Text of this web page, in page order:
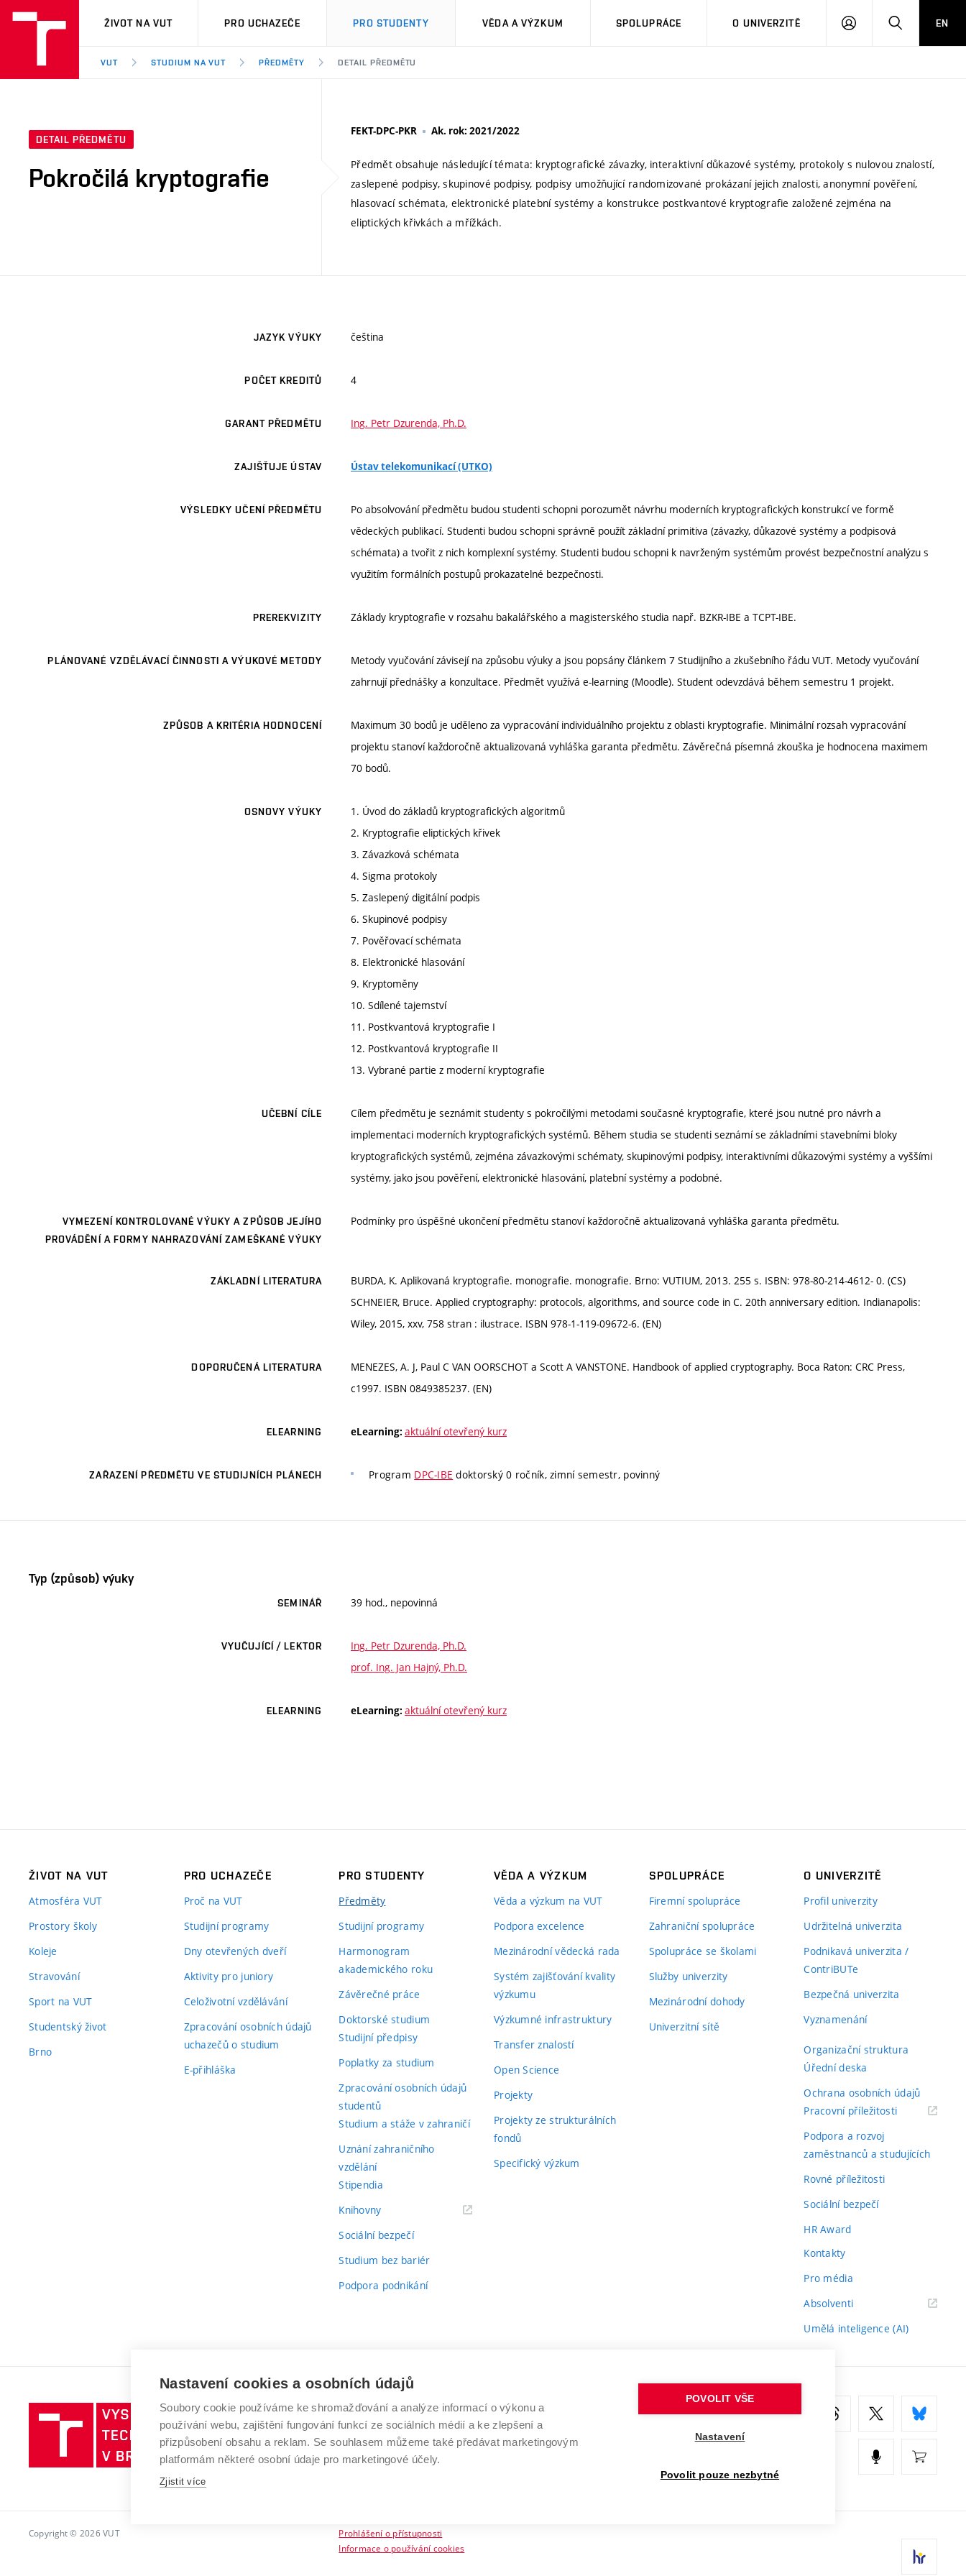
VUT
ŽIVOT NA VUT PRO UCHAZEČE PRO STUDENTY VĚDA A VÝZKUM SPOLUPRÁCE O UNIVERZITĚ
PŘIHLÁSIT HLEDATEN
VUT STUDIUM NA VUT PŘEDMĚTY DETAIL PŘEDMĚTU
DETAIL PŘEDMĚTU
Pokročilá kryptografie
FEKT-DPC-PKR Ak. rok: 2021/2022
Předmět obsahuje následující témata: kryptografické závazky, interaktivní důkazové systémy, protokoly s nulovou znalostí,
zaslepené podpisy, skupinové podpisy, podpisy umožňující randomizované prokázaní jejich znalosti, anonymní pověření,
hlasovací schémata, elektronické platební systémy a konstrukce postkvantové kryptografie založené zejména na
eliptických křivkách a mřížkách.
JAZYK VÝUKY čeština
POČET KREDITŮ 4
GARANT PŘEDMĚTU Ing. Petr Dzurenda, Ph.D.
ZAJIŠŤUJE ÚSTAV Ústav telekomunikací (UTKO)
VÝSLEDKY UČENÍ PŘEDMĚTU
Po absolvování předmětu budou studenti schopni porozumět návrhu moderních kryptografických konstrukcí ve formě
vědeckých publikací. Studenti budou schopni správně použít základní primitiva (závazky, důkazové systémy a podpisová
schémata) a tvořit z nich komplexní systémy. Studenti budou schopni k navrženým systémům provést bezpečnostní analýzu s
využitím formálních postupů prokazatelné bezpečnosti.
PREREKVIZITY Základy kryptografie v rozsahu bakalářského a magisterského studia např. BZKR-IBE a TCPT-IBE.
PLÁNOVANÉ VZDĚLÁVACÍ ČINNOSTI A VÝUKOVÉ METODY
Metody vyučování závisejí na způsobu výuky a jsou popsány článkem 7 Studijního a zkušebního řádu VUT. Metody vyučování
zahrnují přednášky a konzultace. Předmět využívá e-learning (Moodle). Student odevzdává během semestru 1 projekt.
ZPŮSOB A KRITÉRIA HODNOCENÍ
Maximum 30 bodů je uděleno za vypracování individuálního projektu z oblasti kryptografie. Minimální rozsah vypracování
projektu stanoví každoročně aktualizovaná vyhláška garanta předmětu. Závěrečná písemná zkouška je hodnocena maximem
70 bodů.
OSNOVY VÝUKY
1. Úvod do základů kryptografických algoritmů
2. Kryptografie eliptických křivek
3. Závazková schémata
4. Sigma protokoly
5. Zaslepený digitální podpis
6. Skupinové podpisy
7. Pověřovací schémata
8. Elektronické hlasování
9. Kryptoměny
10. Sdílené tajemství
11. Postkvantová kryptografie I
12. Postkvantová kryptografie II
13. Vybrané partie z moderní kryptografie
UČEBNÍ CÍLE
Cílem předmětu je seznámit studenty s pokročilými metodami současné kryptografie, které jsou nutné pro návrh a
implementaci moderních kryptografických systémů. Během studia se studenti seznámí se základními stavebními bloky
kryptografických systémů, zejména závazkovými schématy, skupinovými podpisy, interaktivními důkazovými systémy a vyššími
systémy, jako jsou pověření, elektronické hlasování, platební systémy a podobné.
VYMEZENÍ KONTROLOVANÉ VÝUKY A ZPŮSOB JEJÍHO
PROVÁDĚNÍ A FORMY NAHRAZOVÁNÍ ZAMEŠKANÉ VÝUKY
Podmínky pro úspěšné ukončení předmětu stanoví každoročně aktualizovaná vyhláška garanta předmětu.
ZÁKLADNÍ LITERATURA
BURDA, K. Aplikovaná kryptografie. monografie. monografie. Brno: VUTIUM, 2013. 255 s. ISBN: 978-80-214-4612- 0. (CS)
SCHNEIER, Bruce. Applied cryptography: protocols, algorithms, and source code in C. 20th anniversary edition. Indianapolis:
Wiley, 2015, xxv, 758 stran : ilustrace. ISBN 978-1-119-09672-6. (EN)
DOPORUČENÁ LITERATURA
MENEZES, A. J, Paul C VAN OORSCHOT a Scott A VANSTONE. Handbook of applied cryptography. Boca Raton: CRC Press,
c1997. ISBN 0849385237. (EN)
ELEARNING eLearning: aktuální otevřený kurz
ZAŘAZENÍ PŘEDMĚTU VE STUDIJNÍCH PLÁNECH Program DPC-IBE doktorský 0 ročník, zimní semestr, povinný
Typ (způsob) výuky
SEMINÁŘ 39 hod., nepovinná
VYUČUJÍCÍ / LEKTOR
Ing. Petr Dzurenda, Ph.D.
prof. Ing. Jan Hajný, Ph.D.
ELEARNING eLearning: aktuální otevřený kurz
ŽIVOT NA VUT
Atmosféra VUT
Prostory školy
Koleje
Stravování
Sport na VUT
Studentský život
Brno
PRO UCHAZEČE
Proč na VUT
Studijní programy
Dny otevřených dveří
Aktivity pro juniory
Celoživotní vzdělávání
Zpracování osobních údajů
uchazečů o studium
E-přihláška
PRO STUDENTY
Předměty
Studijní programy
Harmonogram
akademického roku
Závěrečné práce
Doktorské studium
Studijní předpisy
Poplatky za studium
Zpracování osobních údajů
studentů
Studium a stáže v zahraničí
Uznání zahraničního
vzdělání
Stipendia
Knihovny(externí
Sociální bezpečí
Studium bez bariér
Podpora podnikání
VĚDA A VÝZKUM
Věda a výzkum na VUT
Podpora excelence
Mezinárodní vědecká rada
Systém zajišťování kvality
výzkumu
Výzkumné infrastruktury
Transfer znalostí
Open Science
Projekty
Projekty ze strukturálních
fondů
Specifický výzkum
SPOLUPRÁCE
Firemní spolupráce
Zahraniční spolupráce
Spolupráce se školami
Služby univerzity
Mezinárodní dohody
Univerzitní sítě
O UNIVERZITĚ
Profil univerzity
Udržitelná univerzita
Podnikavá univerzita /
ContriBUTe
Bezpečná univerzita
Vyznamenání
Organizační struktura
Úřední deska
Ochrana osobních údajů
Pracovní příležitosti(externí
Podpora a rozvoj
zaměstnanců a studujících
Rovné příležitosti
Sociální bezpečí
HR Award
Kontakty
Pro média
Absolventi(externí
Umělá inteligence (AI)
Vysoké
učení
technické
v
VYSOKÉ UČENÍ TECHNICKÉ V BRNĚ
Antonínská 548/1
602 00 Brno
www.vut.cz
Copyright © 2026 VUT
Prohlášení o přístupnosti
Informace o používání cookies
Nastavení cookies a osobních údajů
Soubory cookie používáme ke shromažďování a analýze informací o výkonu a
používání webu, zajištění fungování funkcí ze sociálních médií a ke zlepšení a
přizpůsobení obsahu a reklam. Se souhlasem můžeme také předávat marketingovým
platformám některé osobní údaje pro marketingové účely.
Zjistit více
POVOLIT VŠE
Nastavení
Povolit pouze nezbytné